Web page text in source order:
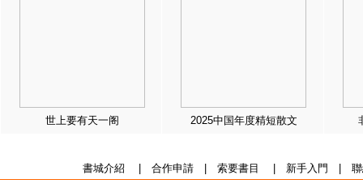
世上要有天一阁 2025中国年度精短散文
書城介紹 合作申請| 索要書目 新手入門